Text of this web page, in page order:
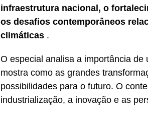
infraestrutura nacional, o
os desafios contemporâneos
climáticas .
O especial analisa a importância
mostra como as grandes
possibilidades para o futuro. O
industrialização, a inovação e as